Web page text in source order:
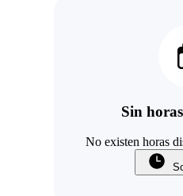
Sin
No existen horas